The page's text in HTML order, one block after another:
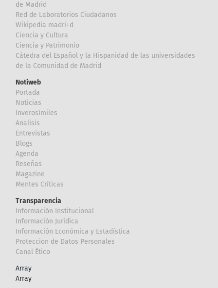
de Madrid
Red de Laboratorios Ciudadanos
Wikipedia madri+d
Ciencia y Cultura
Ciencia y Patrimonio
Cátedra del Español y la Hispanidad de las universidades
de la Comunidad de Madrid
Notiweb
Portada
Noticias
Inverosímiles
Analisis
Entrevistas
Blogs
Agenda
Reseñas
Magazine
Mentes Críticas
Transparencia
Información Institucional
Información Jurídica
Información Económica y Estadística
Proteccion de Datos Personales
Canal Ético
Array
Array